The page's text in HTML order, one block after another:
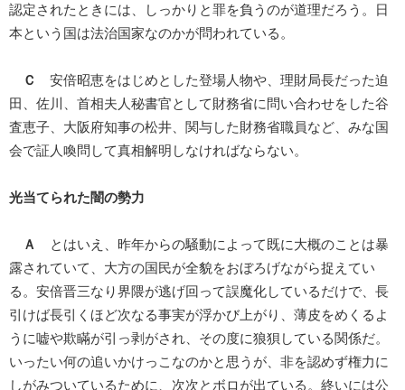
認定されたときには、しっかりと罪を負うのが道理だろう。日
本という国は法治国家なのかが問われている。
Ｃ
安倍昭恵をはじめとした登場人物や、理財局長だった迫
田、佐川、首相夫人秘書官として財務省に問い合わせをした谷
査恵子、大阪府知事の松井、関与した財務省職員など、みな国
会で証人喚問して真相解明しなければならない。
光当てられた闇の勢力
Ａ
とはいえ、昨年からの騒動によって既に大概のことは暴
露されていて、大方の国民が全貌をおぼろげながら捉えてい
る。安倍晋三なり界隈が逃げ回って誤魔化しているだけで、長
引けば長引くほど次なる事実が浮かび上がり、薄皮をめくるよ
うに嘘や欺瞞が引っ剥がされ、その度に狼狽している関係だ。
いったい何の追いかけっこなのかと思うが、非を認めず権力に
しがみついているために、次次とボロが出ている。終いには公